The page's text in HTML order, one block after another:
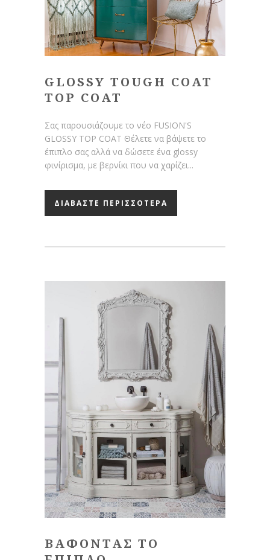
GLOSSY TOUGH COAT
TOP COAT
Σας παρουσιάζουμε το νέο FUSION'S
GLOSSY TOP COAT Θέλετε να βάψετε το
έπιπλο σας αλλά να δώσετε ένα glossy
φινίρισμα, με βερνίκι που να χαρίζει...
ΔΙΑΒΑΣΤΕ ΠΕΡΙΣΣΟΤΕΡΑ
ΒΑΦΟΝΤΑΣ ΤΟ